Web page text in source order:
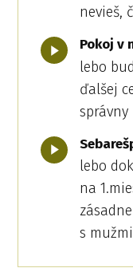
nevieš,
Pokoj v
lebo
ďalšej
správny
lebo
na
s